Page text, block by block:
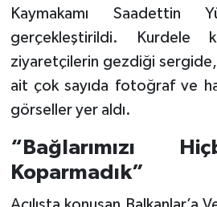
Kaymakamı Saadettin
gerçekleştirildi. Kurdele
ziyaretçilerin gezdiği
ait çok sayıda fotoğraf ve
görseller yer aldı.
“Bağlarımızı
Koparmadık”